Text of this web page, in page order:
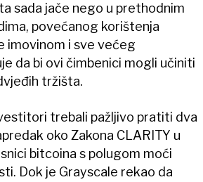
sada jače nego u prethodnim
povećanog korištenja
imovinom i sve većeg
da bi ovi čimbenici mogli učiniti
tržišta.
trebali pažljivo pratiti dva
oko Zakona CLARITY u
bitcoina s polugom moći
Dok je Grayscale rekao da